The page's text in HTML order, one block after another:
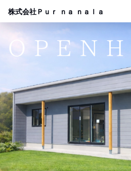
株式会社Ｐｕｒ ｎａ ｎａｌａ